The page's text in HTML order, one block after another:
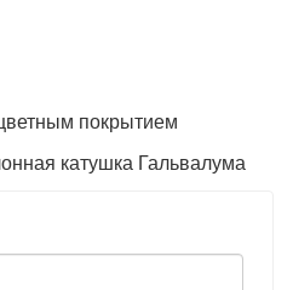
покрытием
катушка Гальвалума